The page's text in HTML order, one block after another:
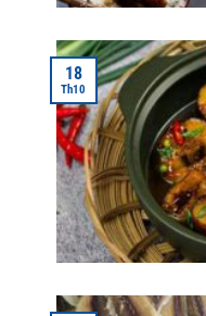
18
Th10